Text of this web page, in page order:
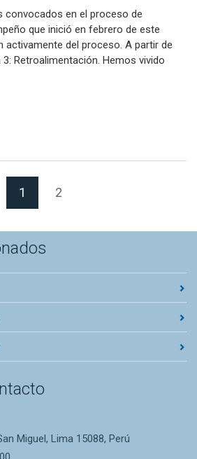
convocados en el proceso de
que inició en febrero de este
activamente del proceso. A partir de
Retroalimentación. Hemos vivido
1 (Página actual)
2
Miguel, Lima 15088, Perú